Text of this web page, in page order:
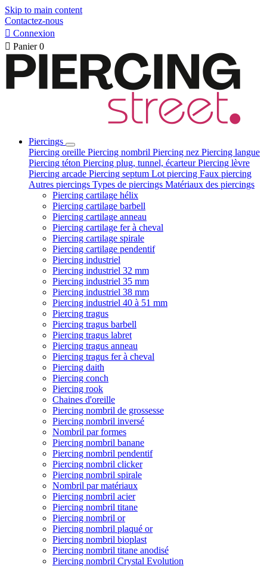
Skip to main content
Contactez-nous
 Connexion
 Panier 0
Piercings
Piercing oreille Piercing nombril Piercing nez Piercing langue
Piercing téton Piercing plug, tunnel, écarteurPiercing lèvre
Piercing arcade Piercing septum Lot piercing Faux piercing
Autres piercings Types de piercings Matériaux des piercings
Piercing cartilage hélix
Piercing cartilage barbell
Piercing cartilage anneau
Piercing cartilage fer à cheval
Piercing cartilage spirale
Piercing cartilage pendentif
Piercing industriel
Piercing industriel 32 mm
Piercing industriel 35 mm
Piercing industriel 38 mm
Piercing industriel 40 à 51 mm
Piercing tragus
Piercing tragus barbell
Piercing tragus labret
Piercing tragus anneau
Piercing tragus fer à cheval
Piercing daith
Piercing conch
Piercing rook
Chaines d'oreille
Piercing nombril de grossesse
Piercing nombril inversé
Nombril par formes
Piercing nombril banane
Piercing nombril pendentif
Piercing nombril clicker
Piercing nombril spirale
Nombril par matériaux
Piercing nombril acier
Piercing nombril titane
Piercing nombril or
Piercing nombril plaqué or
Piercing nombril bioplast
Piercing nombril titane anodisé
Piercing nombril Crystal Evolution